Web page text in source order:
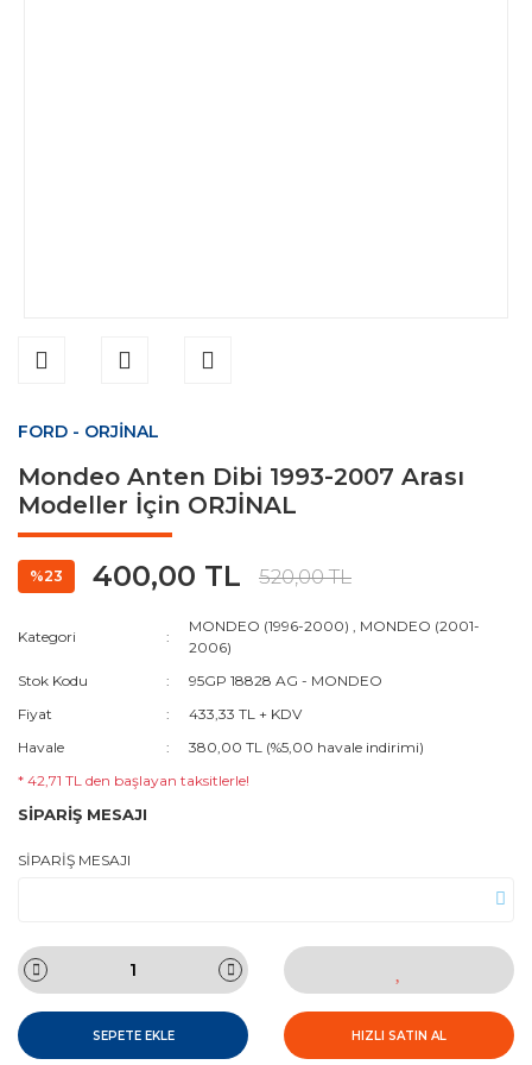
FORD - ORJİNAL
Mondeo Anten Dibi 1993-2007 Arası
Modeller İçin ORJİNAL
%23 400,00 TL 520,00 TL
Kategori
MONDEO (1996-2000) , MONDEO (2001-
2006)
Stok Kodu
95GP 18828 AG - MONDEO
Fiyat
433,33 TL + KDV
Havale
380,00 TL (%5,00 havale indirimi)
* 42,71 TL den başlayan taksitlerle!
SİPARİŞ MESAJI
SİPARİŞ MESAJI
SEPETE EKLE HIZLI SATIN AL